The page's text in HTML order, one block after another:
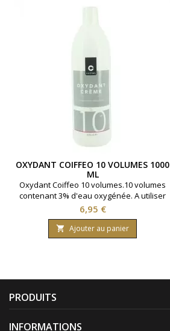
OXYDANT COIFFEO 10 VOLUMES 1000
ML
Oxydant Coiffeo 10 volumes.10 volumes
contenant 3% d'eau oxygénée. A utiliser
avec la coloration cheveux Coiffeo pour
un parfait rendu.Bouteille contenant 1000
ml.
Prix
6,95 €
 Ajouter au panier
PRODUITS
INFORMATIONS